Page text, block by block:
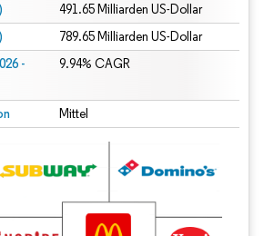
491.65 Milliarden US-Dollar
789.65 Milliarden US-Dollar
-
9.94% CAGR
Mittel
Wiederverwendung erfordert Namensnennung